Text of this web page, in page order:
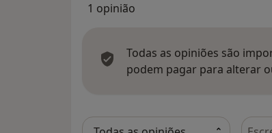
1 opinião
Todas as opiniões são
podem pagar para alterar